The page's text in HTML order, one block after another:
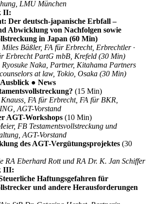
LMU München
II:
Der deutsch-japanische Erbfall –
Abwicklung von Nachfolgen sowie
in Japan (60 Min)
Miles Bäßler, FA für Erbrecht, Erbrechtler ·
Erbrecht PartG mbB, Krefeld (30 Min)
Ryosuke Naka, Partner, Kitahama Partners
at law, Tokio, Osaka (30 Min)
● News
(15 Min)
FA für Erbrecht, FA für BKR,
AGT-Vorstand
AGT-Workshops (10 Min)
FB Testamentsvollstreckung und
AGT-Vorstand
des AGT-Vergütungsprojektes (30
RA Eberhard Rott und RA Dr. K. Jan Schiffer
III:
Haftungsgefahren für
und andere Herausforderungen